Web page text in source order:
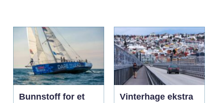
Bunnstoff for et
Vinterhage ekstra